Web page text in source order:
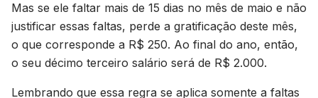
Mas se ele faltar mais de 15 dias no mês de maio e não
justificar essas faltas, perde a gratificação deste mês,
o que corresponde a R$ 250. Ao final do ano, então,
o seu décimo terceiro salário será de R$ 2.000.
Lembrando que essa regra se aplica somente a faltas